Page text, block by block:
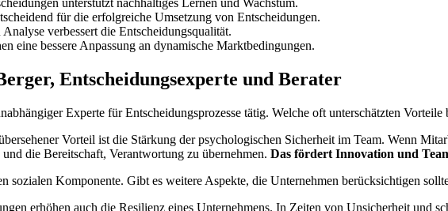
unterstützt nachhaltiges Lernen und Wachstum.
für die erfolgreiche Umsetzung von Entscheidungen.
verbessert die Entscheidungsqualität.
eine bessere Anpassung an dynamische Marktbedingungen.
Entscheidungsexperte und Berater
Experte für Entscheidungsprozesse tätig. Welche oft unterschätzten
Vorteil ist die Stärkung der psychologischen Sicherheit im Team. Wenn
die Bereitschaft, Verantwortung zu übernehmen. Das fördert Innovation und
sozialen Komponente. Gibt es weitere Aspekte, die Unternehmen berücksichtigen
erhöhen auch die Resilienz eines Unternehmens. In Zeiten von Unsicherheit und